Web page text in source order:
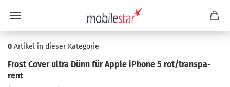
0 Artikel in dieser Kategorie
Frost Cover ultra Dünn für Apple iPho­ne 5 rot/trans­pa­
rent